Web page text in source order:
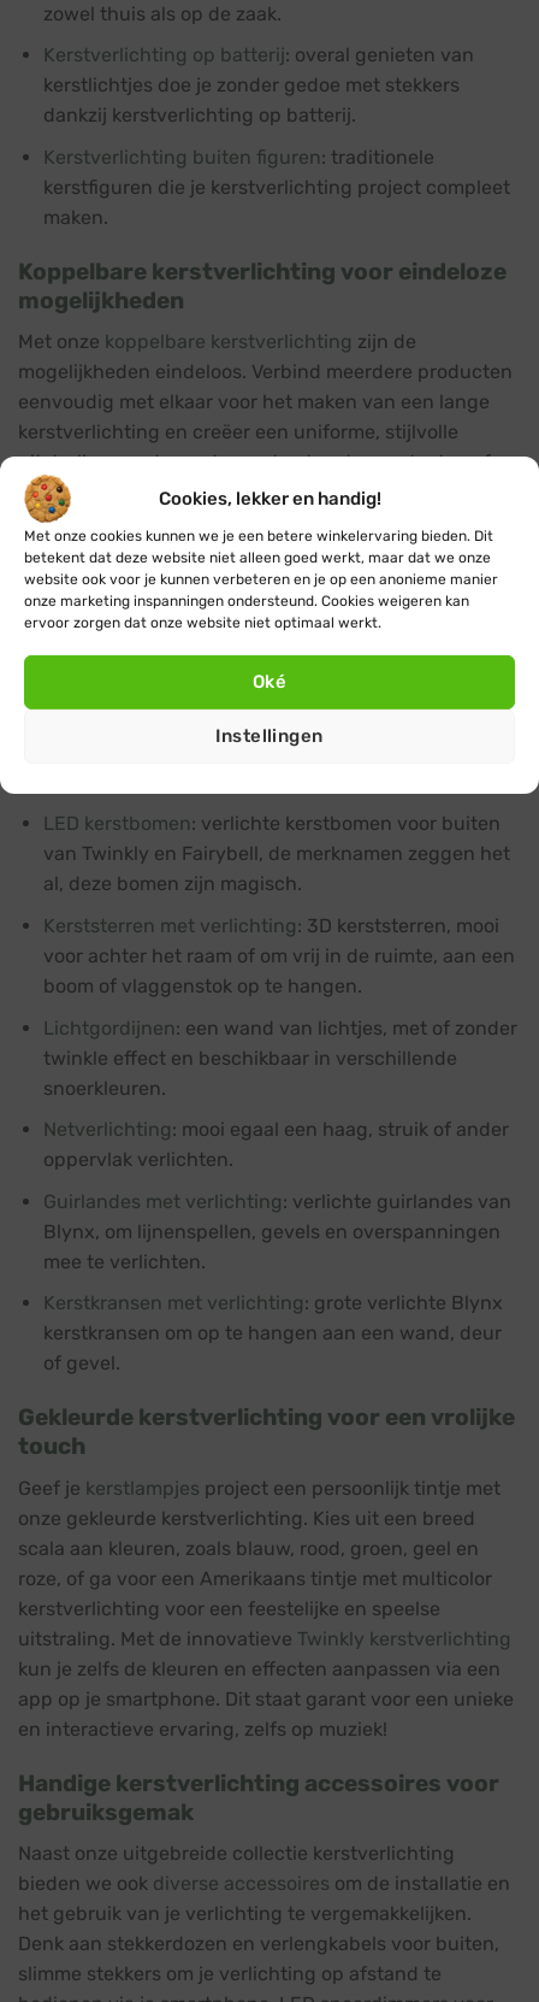
Cookies, lekker en handig!
Met onze cookies kunnen we je een betere winkelervaring bieden. Dit
betekent dat deze website niet alleen goed werkt, maar dat we onze
website ook voor je kunnen verbeteren en je op een anonieme manier
onze marketing inspanningen ondersteund. Cookies weigeren kan
ervoor zorgen dat onze website niet optimaal werkt.
Oké
Instellingen
zowel thuis als op de zaak.
Kerstverlichting op batterij: overal genieten van
kerstlichtjes doe je zonder gedoe met stekkers
dankzij kerstverlichting op batterij.
Kerstverlichting buiten figuren: traditionele
kerstfiguren die je kerstverlichting project compleet
maken.
Koppelbare kerstverlichting voor eindeloze
mogelijkheden
Met onze koppelbare kerstverlichting zijn de
mogelijkheden eindeloos. Verbind meerdere producten
eenvoudig met elkaar voor het maken van een lange
kerstverlichting en creëer een uniforme, stijlvolle
uitstraling zonder gedoe met extra stopcontacten of
losse snoeren. Onze koppelbare kerstverlichting is van
professionele kwaliteit en heeft een zeer hoge
beschermingsgraad (IP67), waardoor deze perfect
geschikt is voor gebruik buitenshuis en veeleisende
toepassingen.
Op zoek naar speciale kerstverlichting?
Soms wil je gewoon helemaal voor een maximale
kerstsfeer gaan, daarom vindt je bij ons ook speciale
LED kerstbomen: verlichte kerstbomen voor buiten
van Twinkly en Fairybell, de merknamen zeggen het
al, deze bomen zijn magisch.
Kerststerren met verlichting: 3D kerststerren, mooi
voor achter het raam of om vrij in de ruimte, aan een
boom of vlaggenstok op te hangen.
Lichtgordijnen: een wand van lichtjes, met of zonder
twinkle effect en beschikbaar in verschillende
snoerkleuren.
Netverlichting: mooi egaal een haag, struik of ander
oppervlak verlichten.
Guirlandes met verlichting: verlichte guirlandes van
Blynx, om lijnenspellen, gevels en overspanningen
mee te verlichten.
Kerstkransen met verlichting: grote verlichte Blynx
kerstkransen om op te hangen aan een wand, deur
of gevel.
Gekleurde kerstverlichting voor een vrolijke
touch
Geef je kerstlampjes project een persoonlijk tintje met
onze gekleurde kerstverlichting. Kies uit een breed
scala aan kleuren, zoals blauw, rood, groen, geel en
roze, of ga voor een Amerikaans tintje met multicolor
kerstverlichting voor een feestelijke en speelse
uitstraling. Met de innovatieve Twinkly kerstverlichting
kun je zelfs de kleuren en effecten aanpassen via een
app op je smartphone. Dit staat garant voor een unieke
en interactieve ervaring, zelfs op muziek!
Handige kerstverlichting accessoires voor
gebruiksgemak
Naast onze uitgebreide collectie kerstverlichting
bieden we ook diverse accessoires om de installatie en
het gebruik van je verlichting te vergemakkelijken.
Denk aan stekkerdozen en verlengkabels voor buiten,
slimme stekkers om je verlichting op afstand te